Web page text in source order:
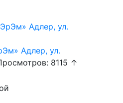
Адлер, ул.
8115 ↑